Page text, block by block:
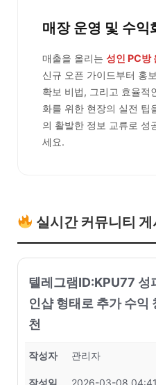
매장 운영 및 수익
매출을 올리는 성인 PC방
신규 오픈 가이드부터 홍
확보 비법, 그리고 효율적
화를 위한 현장의 실전 팁
의 활발한 정보 교류로 성
세요.
실시간 커뮤니티
텔레그램ID:KPU77 성
인샵 형태로 추가 수익
천
작성자 관리자
작성일 2026-03-08 04:41